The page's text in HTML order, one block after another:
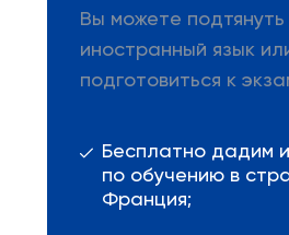
Вы можете подтянуть
иностранный язык
подготовиться к
Бесплатно дадим
по обучению в
Франция;